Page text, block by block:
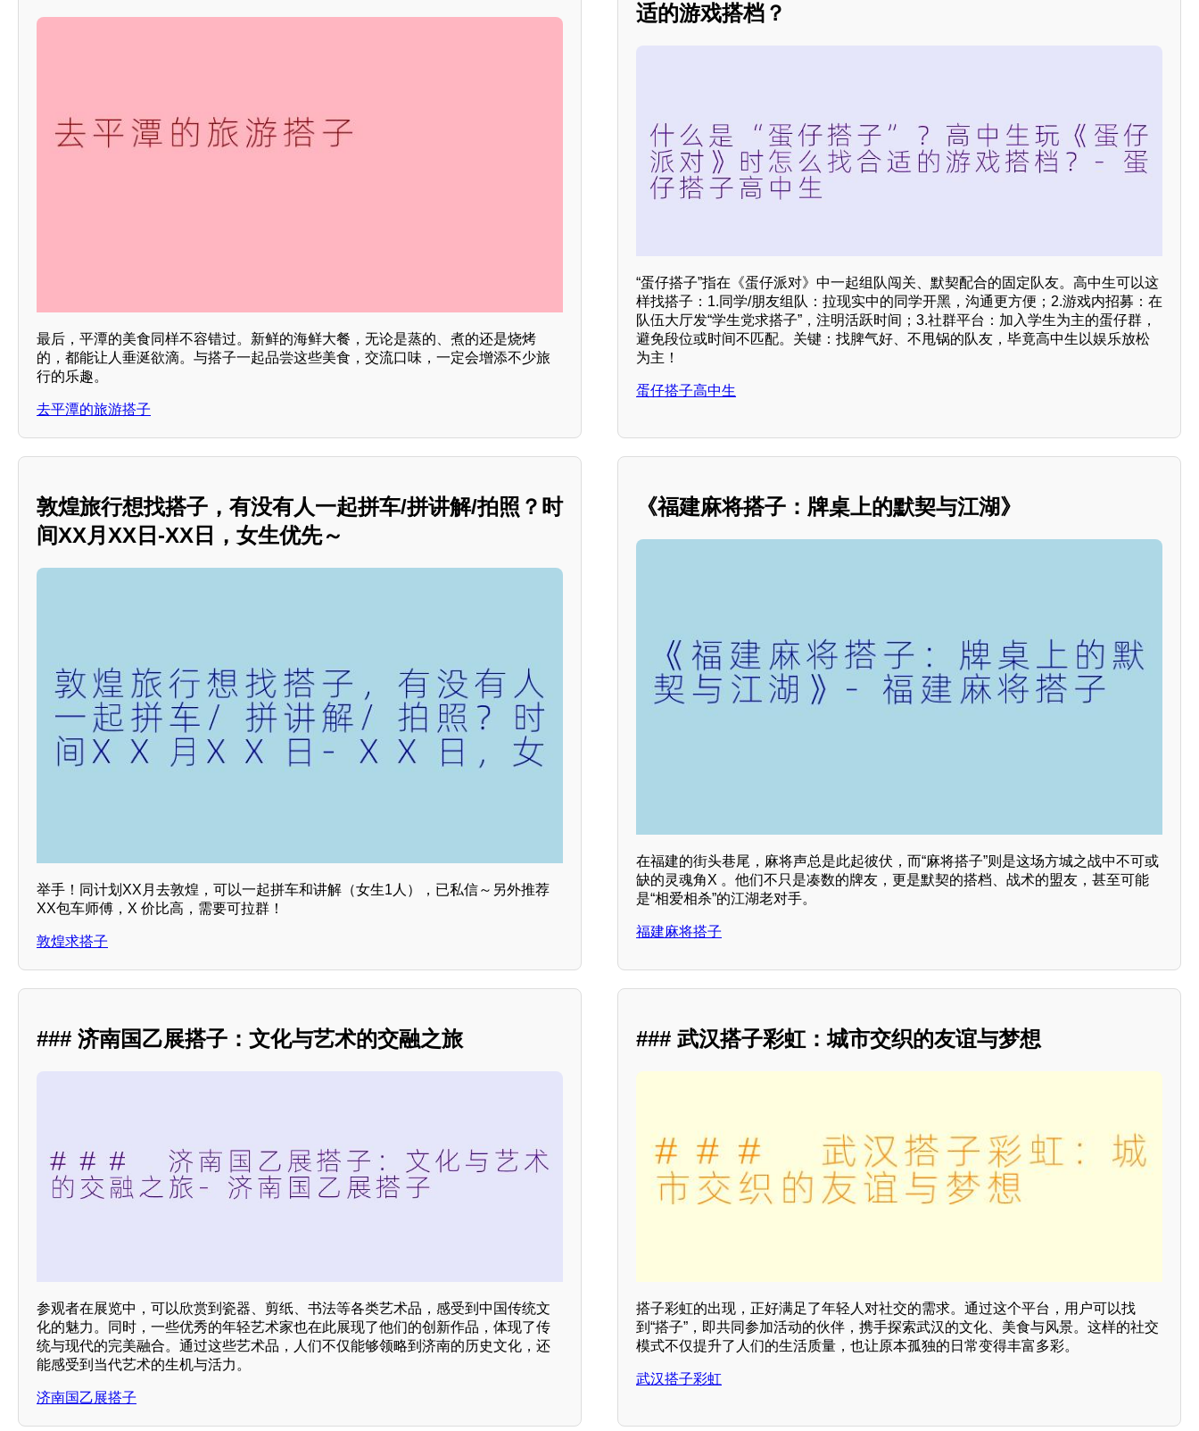
最后，平潭的美食同样不容错过。新鲜的海鲜大餐，无论是蒸的、煮的还是烧烤
的，都能让人垂涎欲滴。与搭子一起品尝这些美食，交流口味，一定会增添不少旅
行的乐趣。
去平潭的旅游搭子
适的游戏搭档？
“蛋仔搭子”指在《蛋仔派对》中一起组队闯关、默契配合的固定队友。高中生可以这
样找搭子：1.同学/朋友组队：拉现实中的同学开黑，沟通更方便；2.游戏内招募：在
队伍大厅发“学生党求搭子”，注明活跃时间；3.社群平台：加入学生为主的蛋仔群，
避免段位或时间不匹配。关键：找脾气好、不甩锅的队友，毕竟高中生以娱乐放松
为主！
蛋仔搭子高中生
敦煌旅行想找搭子，有没有人一起拼车/拼讲解/拍照？时
间XX月XX日-XX日，女生优先～
举手！同计划XX月去敦煌，可以一起拼车和讲解（女生1人），已私信～另外推荐
XX包车师傅，X 价比高，需要可拉群！
敦煌求搭子
《福建麻将搭子：牌桌上的默契与江湖》
在福建的街头巷尾，麻将声总是此起彼伏，而“麻将搭子”则是这场方城之战中不可或
缺的灵魂角X 。他们不只是凑数的牌友，更是默契的搭档、战术的盟友，甚至可能
是“相爱相杀”的江湖老对手。
福建麻将搭子
### 济南国乙展搭子：文化与艺术的交融之旅
参观者在展览中，可以欣赏到瓷器、剪纸、书法等各类艺术品，感受到中国传统文
化的魅力。同时，一些优秀的年轻艺术家也在此展现了他们的创新作品，体现了传
统与现代的完美融合。通过这些艺术品，人们不仅能够领略到济南的历史文化，还
能感受到当代艺术的生机与活力。
济南国乙展搭子
### 武汉搭子彩虹：城市交织的友谊与梦想
搭子彩虹的出现，正好满足了年轻人对社交的需求。通过这个平台，用户可以找
到“搭子”，即共同参加活动的伙伴，携手探索武汉的文化、美食与风景。这样的社交
模式不仅提升了人们的生活质量，也让原本孤独的日常变得丰富多彩。
武汉搭子彩虹